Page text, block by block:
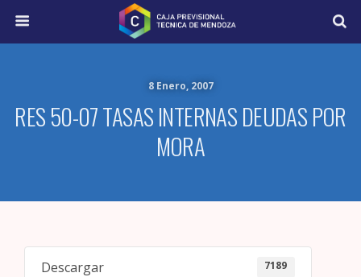
8 Enero, 2007
RES 50-07 TASAS INTERNAS DEUDAS POR
MORA
Descargar 7189